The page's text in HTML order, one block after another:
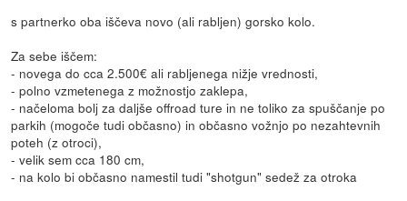
s partnerko oba iščeva novo (ali rabljen) gorsko kolo.
Za sebe iščem:
- novega do cca 2.500€ ali rabljenega nižje vrednosti,
- polno vzmetenega z možnostjo zaklepa,
- načeloma bolj za daljše offroad ture in ne toliko za spuščanje po
parkih (mogoče tudi občasno) in občasno vožnjo po nezahtevnih
poteh (z otroci),
- velik sem cca 180 cm,
- na kolo bi občasno namestil tudi "shotgun" sedež za otroka